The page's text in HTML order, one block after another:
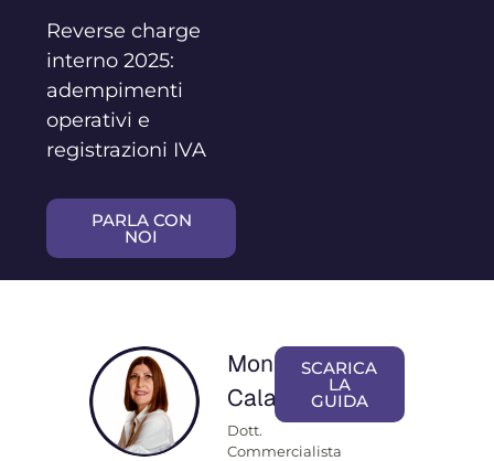
Reverse charge
interno 2025:
adempimenti
operativi e
registrazioni IVA
PARLA CON
NOI
Monica
Calamai
Dott.
Commercialista
SCARICA
LA
GUIDA